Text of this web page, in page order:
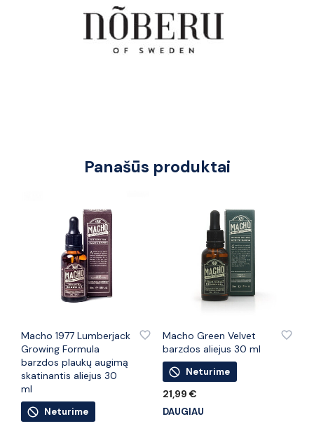
Panašūs produktai
Macho 1977 Lumberjack
Growing Formula
barzdos plaukų augimą
skatinantis aliejus 30
ml
Neturime
Macho Green Velvet
barzdos aliejus 30 ml
Neturime
21,99 €
DAUGIAU